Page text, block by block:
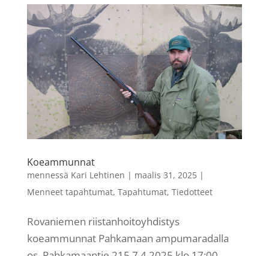
Koeammunnat
mennessä Kari Lehtinen | maalis 31, 2025|
Menneet tapahtumat, Tapahtumat, Tiedotteet
Rovaniemen riistanhoitoyhdistys
koeammunnat Pahkamaan ampumaradalla